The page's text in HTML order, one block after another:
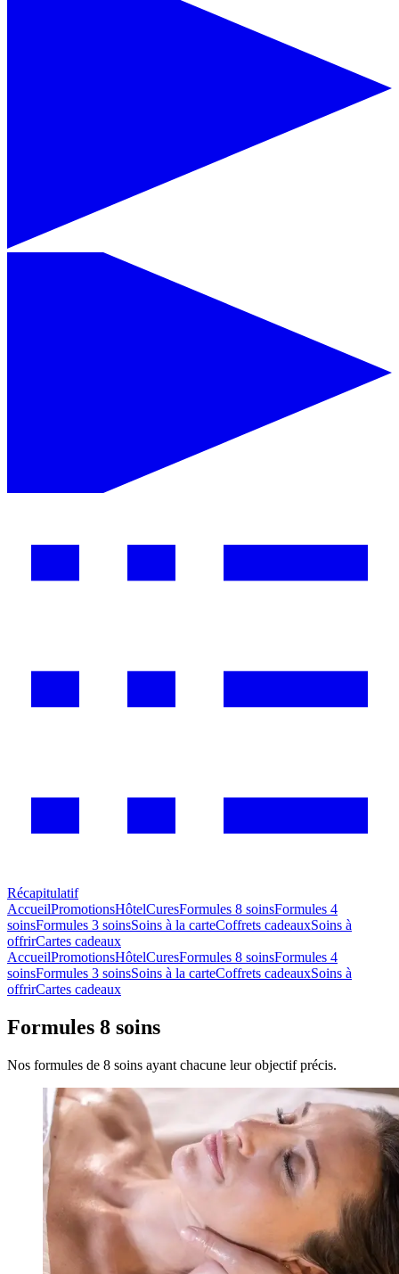
Récapitulatif
AccueilPromotionsHôtelCuresFormules 8 soinsFormules 4
soinsFormules 3 soinsSoins à la carteCoffrets cadeauxSoins à
offrirCartes cadeaux
AccueilPromotionsHôtelCuresFormules 8 soinsFormules 4
soinsFormules 3 soinsSoins à la carteCoffrets cadeauxSoins à
offrirCartes cadeaux
Formules 8 soins
Nos formules de 8 soins ayant chacune leur objectif précis.